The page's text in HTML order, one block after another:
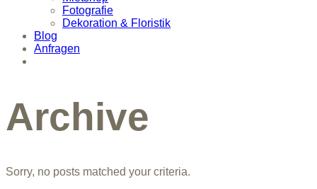
Fotografie
Dekoration & Floristik
Blog
Anfragen
Archive
Sorry, no posts matched your criteria.